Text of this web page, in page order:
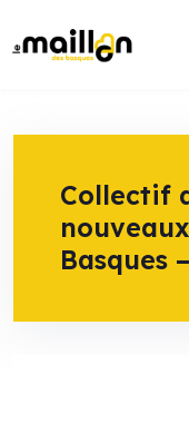
to
Collectif
Basques